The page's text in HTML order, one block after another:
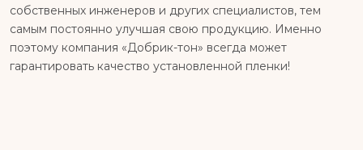
собственных инженеров и других специалистов, тем
самым постоянно улучшая свою продукцию. Именно
поэтому компания «Добрик-тон» всегда может
гарантировать качество установленной пленки!